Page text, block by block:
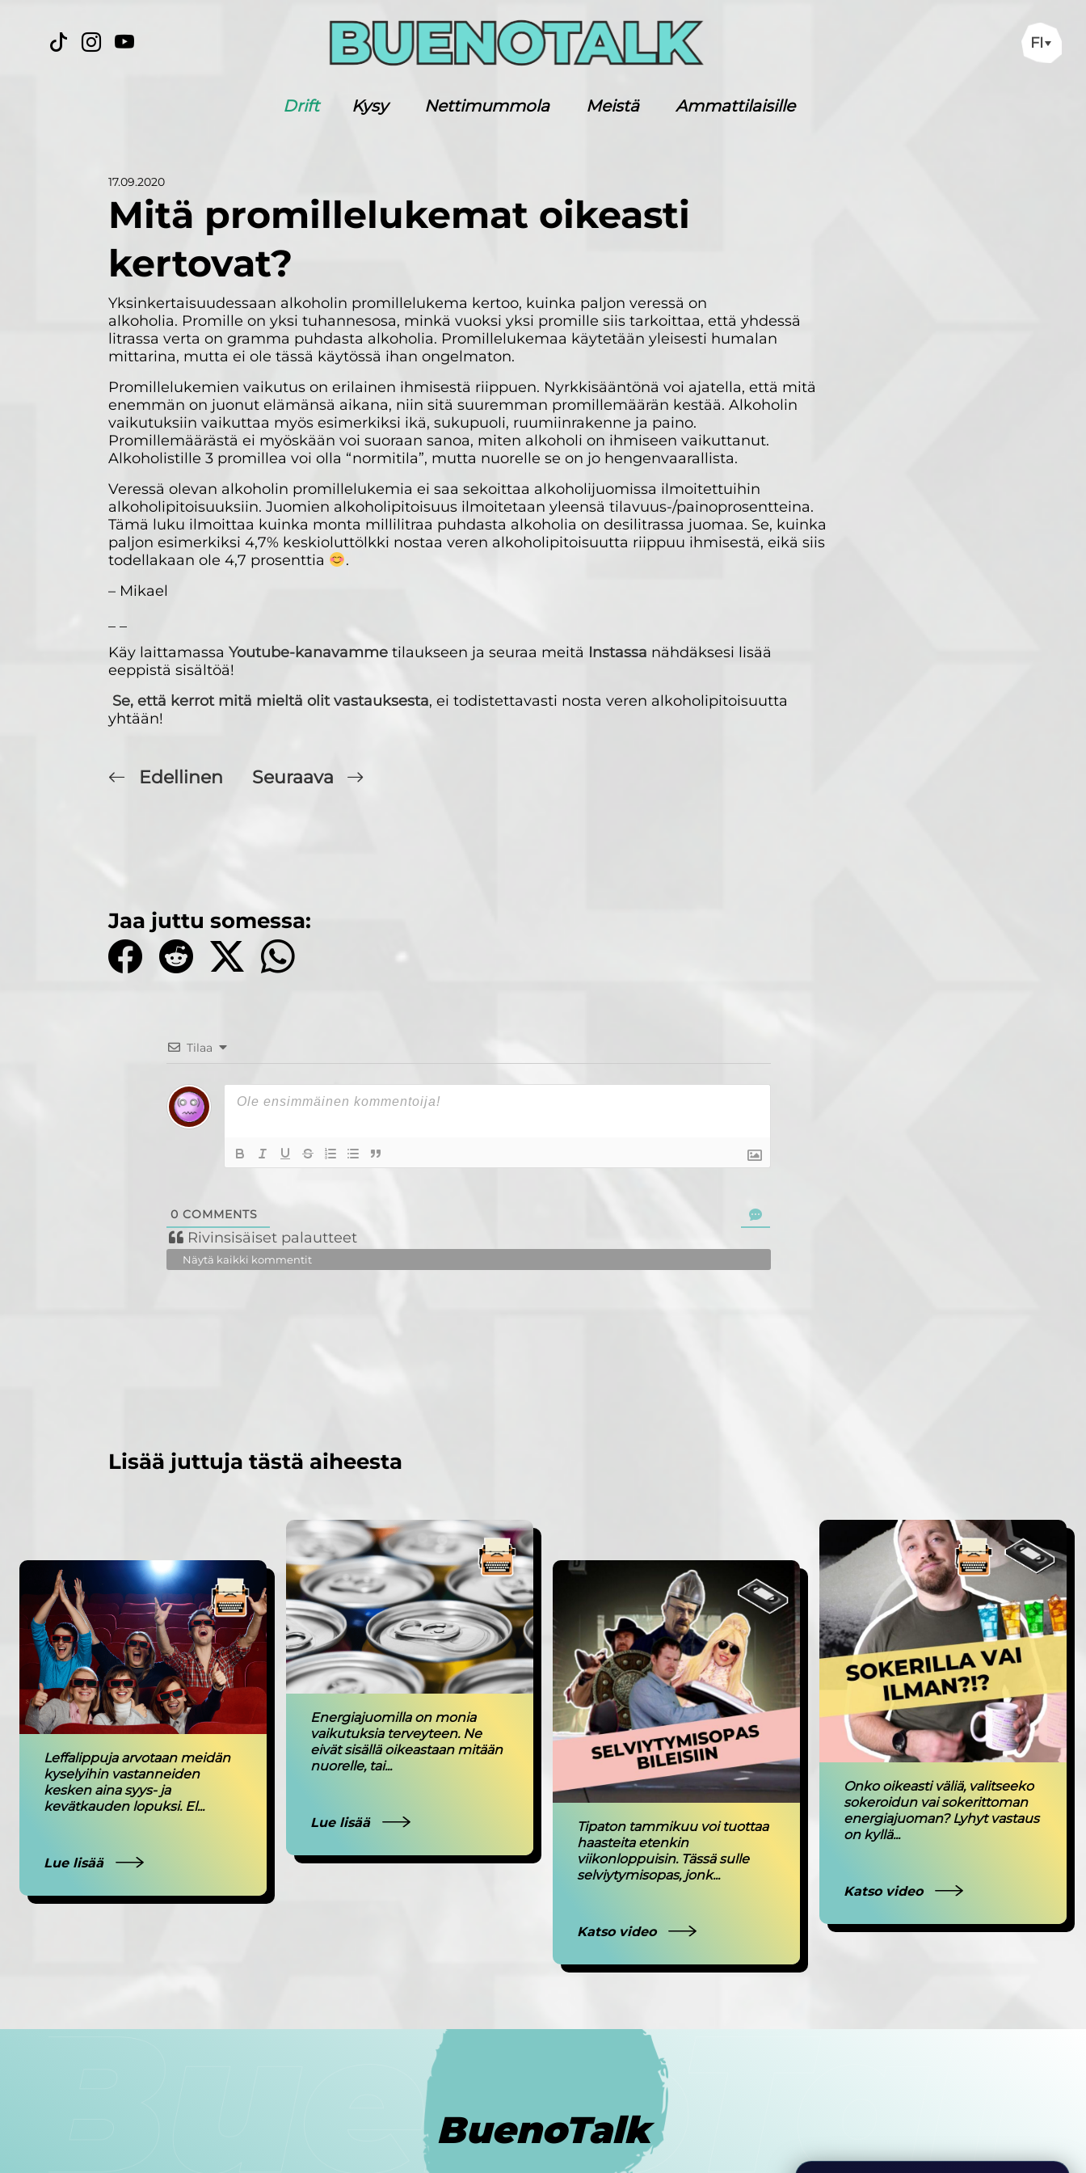
FI
Drift Kysy Nettimummola Meistä Ammattilaisille
17.09.2020
Mitä promillelukemat oikeasti
kertovat?
Yksinkertaisuudessaan alkoholin promillelukema kertoo, kuinka paljon veressä on
alkoholia. Promille on yksi tuhannesosa, minkä vuoksi yksi promille siis tarkoittaa, että yhdessä
litrassa verta on gramma puhdasta alkoholia. Promillelukemaa käytetään yleisesti humalan
mittarina, mutta ei ole tässä käytössä ihan ongelmaton.
Promillelukemien vaikutus on erilainen ihmisestä riippuen. Nyrkkisääntönä voi ajatella, että mitä
enemmän on juonut elämänsä aikana, niin sitä suuremman promillemäärän kestää. Alkoholin
vaikutuksiin vaikuttaa myös esimerkiksi ikä, sukupuoli, ruumiinrakenne ja paino.
Promillemäärästä ei myöskään voi suoraan sanoa, miten alkoholi on ihmiseen vaikuttanut.
Alkoholistille 3 promillea voi olla “normitila”, mutta nuorelle se on jo hengenvaarallista.
Veressä olevan alkoholin promillelukemia ei saa sekoittaa alkoholijuomissa ilmoitettuihin
alkoholipitoisuuksiin. Juomien alkoholipitoisuus ilmoitetaan yleensä tilavuus-/painoprosentteina.
Tämä luku ilmoittaa kuinka monta millilitraa puhdasta alkoholia on desilitrassa juomaa. Se, kuinka
paljon esimerkiksi 4,7% keskioluttölkki nostaa veren alkoholipitoisuutta riippuu ihmisestä, eikä siis
todellakaan ole 4,7 prosenttia
.
– Mikael
Käy laittamassa Youtube-kanavamme tilaukseen ja seuraa meitä Instassa nähdäksesi lisää
eeppistä sisältöä!
Se, että kerrot mitä mieltä olit vastauksesta, ei todistettavasti nosta veren alkoholipitoisuutta
yhtään!
Edellinen Seuraava
Jaa juttu somessa:
Tilaa
0 COMMENTS
Rivinsisäiset palautteet
Näytä kaikki kommentit
Lisää juttuja tästä aiheesta
Leffalippuja arvotaan meidän
kyselyihin vastanneiden
kesken aina syys- ja
kevätkauden lopuksi. El...
Lue lisää
Energiajuomilla on monia
vaikutuksia terveyteen. Ne
eivät sisällä oikeastaan mitään
nuorelle, tai...
Lue lisää
Tipaton tammikuu voi tuottaa
haasteita etenkin
viikonloppuisin. Tässä sulle
selviytymisopas, jonk...
Katso video
Onko oikeasti väliä, valitseeko
sokeroidun vai sokerittoman
energiajuoman? Lyhyt vastaus
on kyllä...
Katso video
BuenoTalk